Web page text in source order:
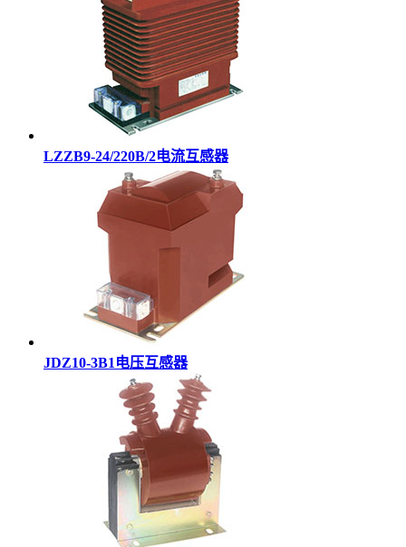
LZZB9-24/220B/2电流互感器
JDZ10-3B1电压互感器